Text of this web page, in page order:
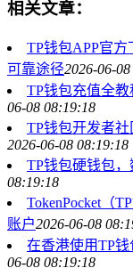
相关文章：
TP钱包APP官
可靠途径2026-06-
TP钱包充值全
06-08 08:19:18
TP钱包开发者社
2026-06-08 08:19:18
TP钱包硬钱包
08:19:18
TokenPocket（
账户2026-06-08
在香港使用TP
06-08 08:19:18